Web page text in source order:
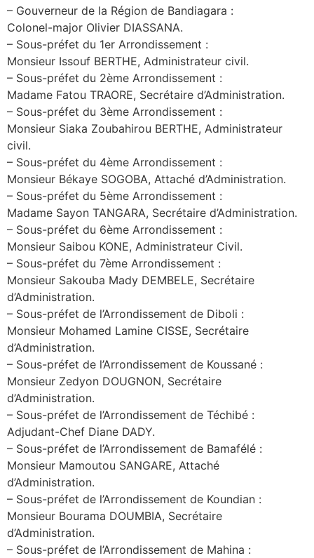
– Gouverneur de la Région de Bandiagara :
Colonel-major Olivier DIASSANA.
– Sous-préfet du 1er Arrondissement :
Monsieur Issouf BERTHE, Administrateur civil.
– Sous-préfet du 2ème Arrondissement :
Madame Fatou TRAORE, Secrétaire d’Administration.
– Sous-préfet du 3ème Arrondissement :
Monsieur Siaka Zoubahirou BERTHE, Administrateur
civil.
– Sous-préfet du 4ème Arrondissement :
Monsieur Békaye SOGOBA, Attaché d’Administration.
– Sous-préfet du 5ème Arrondissement :
Madame Sayon TANGARA, Secrétaire d’Administration.
– Sous-préfet du 6ème Arrondissement :
Monsieur Saibou KONE, Administrateur Civil.
– Sous-préfet du 7ème Arrondissement :
Monsieur Sakouba Mady DEMBELE, Secrétaire
d’Administration.
– Sous-préfet de l’Arrondissement de Diboli :
Monsieur Mohamed Lamine CISSE, Secrétaire
d’Administration.
– Sous-préfet de l’Arrondissement de Koussané :
Monsieur Zedyon DOUGNON, Secrétaire
d’Administration.
– Sous-préfet de l’Arrondissement de Téchibé :
Adjudant-Chef Diane DADY.
– Sous-préfet de l’Arrondissement de Bamafélé :
Monsieur Mamoutou SANGARE, Attaché
d’Administration.
– Sous-préfet de l’Arrondissement de Koundian :
Monsieur Bourama DOUMBIA, Secrétaire
d’Administration.
– Sous-préfet de l’Arrondissement de Mahina :